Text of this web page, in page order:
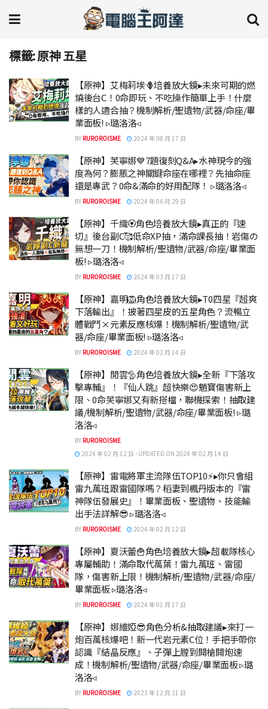
標籤:原神 五星
【原神】艾梅莉埃🪻培養放大鏡▸未來可期的燃
燒後台C！0命即玩、不吃操作簡單上手！什麼
樣的人適合抽？機制解析/聖遺物/武器/命座/畢
業面板! ▹璐洛洛◃
BY RUROROISME 2024 年 08 月 17 日
【原神】芙寧娜💙7題復刻Q&A▸水神現今的強
度為何？膨脹之神關鍵命座在哪裡？先抽命座
還是專武？0命&滿命的好用配隊！ ▹璐洛洛◃
BY RUROROISME 2024 年 06 月 29 日
【原神】千織🏵️角色培養放大鏡▸真正的『速
切』後台副C🥰低命XP抽，滿命課長抽！岩傷の
無想一刀！機制解析/聖遺物/武器/命座/畢業面
板! ▹璐洛洛◃
BY RUROROISME 2024 年 03 月 17 日
【原神】嘉明🦁角色培養放大鏡▸T0四星『超爽
下落輸出』！披著四星皮的五星角色？流暢立
體戰鬥×元素反應核爆！機制解析/聖遺物/武
器/命座/畢業面板! ▹璐洛洛◃
BY RUROROISME 2024 年 02 月 14 日
【原神】閒雲🦤角色培養放大鏡▸全新『下落攻
擊專輔』！『仙人跳』超快樂😍魈寶傷害新上
限、0命芙寧娜又有新搭檔，聯機探索！抽取建
議/機制解析/聖遺物/武器/命座/畢業面板! ▹璐
洛洛◃
BY RUROROISME
2024 年 02 月 12 日 - UPDATED ON 2024 年 02 月 14 日
【原神】雷電將軍主流隊伍TOP10⚡▸你只會組
雷九萬班跟雷國隊嗎？稻妻到楓丹版本的『雷
神隊伍發展史』！畢業面板、聖遺物、技能輸
出手法詳解😎 ▹璐洛洛◃
BY RUROROISME 2024 年 02 月 12 日
【原神】夏沃蕾🍟角色培養放大鏡▸超載隊核心
專屬輔助！滿命取代萬葉！雷九萬班、雷國
隊，傷害新上限！機制解析/聖遺物/武器/命座/
畢業面板 ▹璐洛洛◃
BY RUROROISME 2024 年 01 月 17 日
【原神】娜維婭😎角色分析&抽取建議▸來打一
炮百萬核爆吧！新一代岩元素C位！手把手帶你
認識『結晶反應』、子彈上膛到開槍開炮速
成！機制解析/聖遺物/武器/命座/畢業面板 ▹璐
洛洛◃
BY RUROROISME 2023 年 12 月 21 日